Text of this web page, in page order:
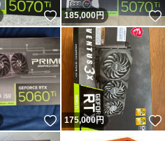
いいね！
185,000円
いいね！
175,000円